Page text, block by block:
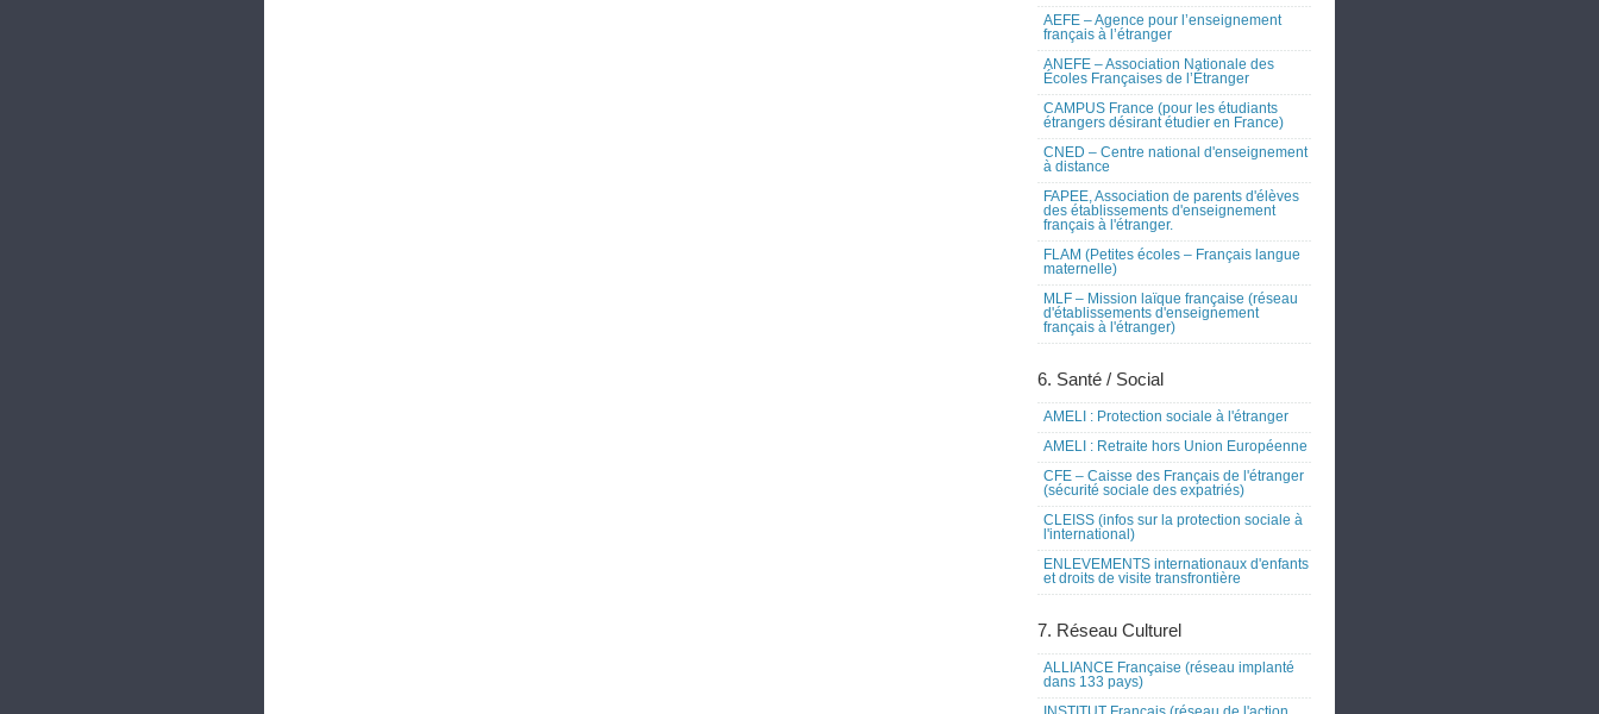
AEFE – Agence pour l’enseignement
français à l’étranger
ANEFE – Association Nationale des
Écoles Françaises de l’Étranger
CAMPUS France (pour les étudiants
étrangers désirant étudier en France)
CNED – Centre national d'enseignement
à distance
FAPEE, Association de parents d'élèves
des établissements d'enseignement
français à l'étranger.
FLAM (Petites écoles – Français langue
maternelle)
MLF – Mission laïque française (réseau
d'établissements d'enseignement
français à l'étranger)
6. Santé / Social
AMELI : Protection sociale à l'étranger
AMELI : Retraite hors Union Européenne
CFE – Caisse des Français de l'étranger
(sécurité sociale des expatriés)
CLEISS (infos sur la protection sociale à
l'international)
ENLEVEMENTS internationaux d'enfants
et droits de visite transfrontière
7. Réseau Culturel
ALLIANCE Française (réseau implanté
dans 133 pays)